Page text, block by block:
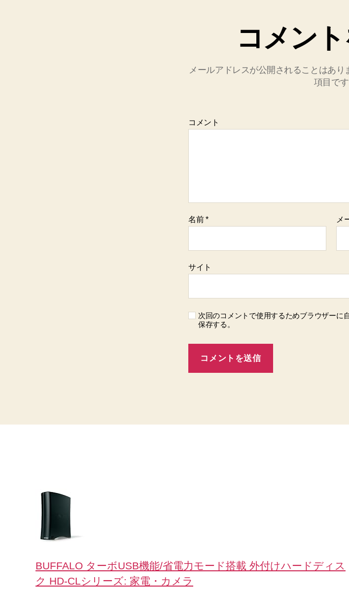
コメン
メールアドレスが公開されることはあり
項目です
コメント
名前* メ
サイト
次回のコメントで使用するためブラウザーに
保存する。
BUFFALO ターボUSB機能/省電力モード搭載 外付けハードディス
ク HD-CLシリーズ: 家電・カメラ